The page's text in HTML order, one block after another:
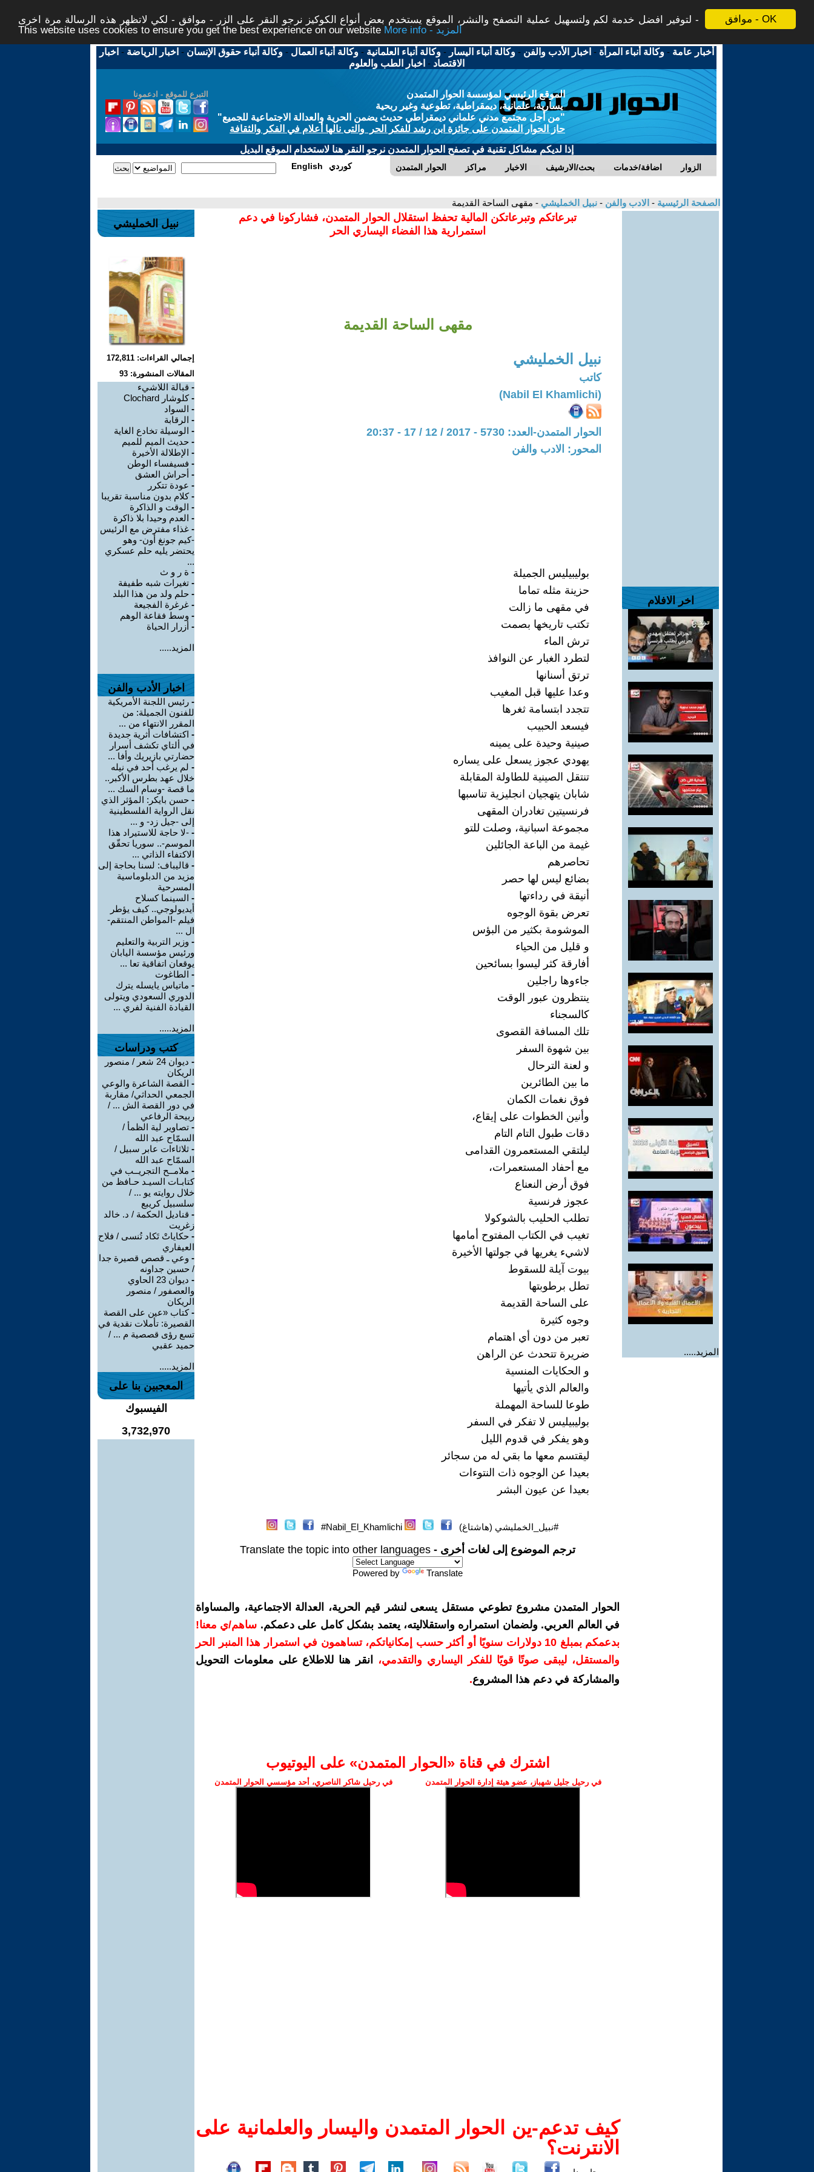
موافق - OK
لتوفير افضل خدمة لكم ولتسهيل عملية التصفح والنشر، الموقع يستخدم بعض أنواع الكوكيز نرجو النقر على الزر - موافق - لكي لاتظهر هذه الرسالة مرة اخرى -
This website uses cookies to ensure you get the best experience on our website
More info - المزيد
أخبار عامة -وكالة أنباء المرأة - اخبار الأدب والفن -وكالة أنباء اليسار -وكالة أنباء العلمانية -وكالة أنباء العمال -وكالة أنباء حقوق الإنسان - اخبار الرياضة - اخبار
الاقتصاد - اخبار الطب والعلوم
التبرع للموقع - ادعمونا
الموقع الرئيسي لمؤسسة الحوار المتمدن
يسارية، علمانية، ديمقراطية، تطوعية وغير ربحية
"من أجل مجتمع مدني علماني ديمقراطي حديث يضمن الحرية والعدالة الاجتماعية للجميع"
حاز الحوار المتمدن على جائزة ابن رشد للفكر الحر والتى نالها أعلام في الفكر والثقافة
إذا لديكم مشاكل تقنية في تصفح الحوار المتمدن نرجو النقر هنا لاستخدام الموقع البديل
الحوار المتمدن مراكز الاخبار بحث/الارشيف اضافة/خدمات الزوار English كوردي
الصفحة الرئيسية - الادب والفن - نبيل الخمليشي - مقهى الساحة القديمة
اخر الافلام
المزيد.....
تبرعاتكم وتبرعاتكن المالية تحفظ استقلال الحوار المتمدن، فشاركونا في دعم
استمرارية هذا الفضاء اليساري الحر
مقهى الساحة القديمة
نبيل الخمليشي
كاتب
(Nabil El Khamlichi)
الحوار المتمدن-العدد: 5730 - 2017 / 12 / 17 - 20:37
المحور: الادب والفن
بوليبيليس الجميلة
حزينة مثله تماما
في مقهى ما زالت
تكتب تاريخها بصمت
ترش الماء
لتطرد الغبار عن النوافذ
ترتق أسنانها
وعدا عليها قبل المغيب
تتجدد ابتسامة ثغرها
فيسعد الحبيب
صينية وحيدة على يمينه
يهودي عجوز يسعل على يساره
تنتقل الصينية للطاولة المقابلة
شابان يتهجيان انجليزية تناسبها
فرنسيتين تغادران المقهى
مجموعة اسبانية، وصلت للتو
غيمة من الباعة الجائلين
تحاصرهم
بضائع ليس لها حصر
أنيقة في رداءتها
تعرض بقوة الوجوه
الموشومة بكثير من البؤس
و قليل من الحياء
أفارقة كثر ليسوا بسائحين
جاءوها راجلين
ينتظرون عبور الوقت
كالسجناء
تلك المسافة القصوى
بين شهوة السفر
و لعنة الترحال
ما بين الطائرين
فوق نغمات الكمان
وأنين الخطوات على إيقاع،
دقات طبول التام التام
ليلتقي المستعمرون القدامى
مع أحفاد المستعمرات،
فوق أرض النعناع
عجوز فرنسية
تطلب الحليب بالشوكولا
تغيب في الكتاب المفتوح أمامها
لاشيء يغريها في جولتها الأخيرة
بيوت آيلة للسقوط
تطل برطوبتها
على الساحة القديمة
وجوه كثيرة
تعبر من دون أي اهتمام
ضريرة تتحدث عن الراهن
و الحكايات المنسية
والعالم الذي يأتيها
طوعا للساحة المهملة
بوليبيليس لا تفكر في السفر
وهو يفكر في قدوم الليل
ليقتسم معها ما بقي له من سجائر
بعيدا عن الوجوه ذات النتوءات
بعيدا عن عيون البشر
#نبيل_الخمليشي (هاشتاغ) Nabil_El_Khamlichi#
ترجم الموضوع إلى لغات أخرى - Translate the topic into other languages
Powered by Translate
الحوار المتمدن مشروع تطوعي مستقل يسعى لنشر قيم الحرية، العدالة الاجتماعية، والمساواة
في العالم العربي. ولضمان استمراره واستقلاليته، يعتمد بشكل كامل على دعمكم. ساهم/ي معنا!
بدعمكم بمبلغ 10 دولارات سنويًا أو أكثر حسب إمكانياتكم، تساهمون في استمرار هذا المنبر الحر
والمستقل، ليبقى صوتًا قويًا للفكر اليساري والتقدمي،
انقر هنا للاطلاع على معلومات التحويل
والمشاركة في دعم هذا المشروع.
اشترك في قناة ‫«الحوار المتمدن» على اليوتيوب
في رحيل جليل شهباز، عضو هيئة إدارة الحوار المتمدن في رحيل شاكر الناصري، أحد مؤسسي الحوار المتمدن
كيف تدعم-ين الحوار المتمدن واليسار والعلمانية على
الانترنت؟
نبيل الخمليشي
إجمالي القراءات: 172,811
المقالات المنشورة: 93
- قبالة اللاشيء
-كلوشار Clochard
- السواد
- الرقابة
- الوسيلة تخادع الغاية
- حديث الميم للميم
- الإطلالة الأخيرة
- فسيفساء الوطن
- أحراش العشق
- عودة تتكرر
-كلام بدون مناسبة تقريبا
- الوقت و الذاكرة
- العدم وحيدا بلا ذاكرة
- غذاء مفترض مع الرئيس
-كيم جونغ أون- وهو
يحتضر يليه حلم عسكري
...
- ة ر و ث
- تغيرات شبه طفيفة
- حلم ولد من هذا البلد
- غرغرة الفجيعة
- وسط فقاعة الوهم
- أزرار الحياة
المزيد.....
اخبار الأدب والفن
- رئيس اللجنة الأمريكية
للفنون الجميلة: من
المقرر الانتهاء من ...
- اكتشافات أثرية جديدة
في ألتاي تكشف أسرار
حضارتي بازيريك وأفا ...
- لم يرغب أحد في نيله
خلال عهد بطرس الأكبر..
ما قصة -وسام السك ...
- حسن بايكر: المؤثر الذي
نقل الرواية الفلسطينية
إلى -جيل زد- و ...
- -لا حاجة للاستيراد هذا
الموسم-.. سوريا تحقّق
الاكتفاء الذاتي ...
- قاليباف: لسنا بحاجة إلى
مزيد من الدبلوماسية
المسرحية
- السينما كسلاح
أيديولوجي.. كيف يؤطر
فيلم -المواطن المنتقم-
ال ...
- وزير التربية والتعليم
ورئيس مؤسسة اليابان
يوقعان اتفاقية تعا ...
- الطاغوت
- ماتياس يايسله يترك
الدوري السعودي ويتولى
القيادة الفنية لفري ...
المزيد.....
كتب ودراسات
-
ديوان 24 شعر / منصور
الريكان
- القصة الشاعرة والوعي
الجمعي الحداثي/ مقاربة
في دور القصة الش ... /
ربيحة الرفاعي
- تصاوير لية الظمأ /
السمّاح عبد الله
- ثلاثاءات عابر سبيل /
السمّاح عبد الله
- ملامــح التجريــب في
كتابـات السيـد حـافظ من
خلال روايته يو ... /
سلسبيل كريبع
- قناديل الحكمة / د. خالد
زغريت
- حكاياتْ تَكاد تُنسى / فلاح
العيفاري
- وعي ـ قصص قصيرة جدا
/ حسين جداونه
-
ديوان 23 الحاوي
والعصفور / منصور
الريكان
-كتاب «عين على القصة
القصيرة: تأملات نقدية في
تسع رؤى قصصية م ... /
حميد عقبي
المزيد.....
المعجبين بنا على
الفيسبوك
3,732,970